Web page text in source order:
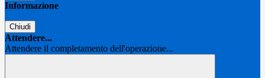
Informazione
Chiudi
Attendere...
Attendere il completamento dell'operazione...